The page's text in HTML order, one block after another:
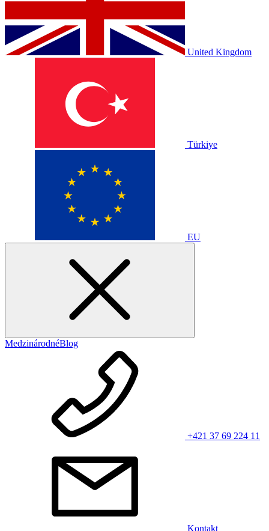
United Kingdom
Türkiye
EU
MedzinárodnéBlog
+421 37 69 224 11
Kontakt